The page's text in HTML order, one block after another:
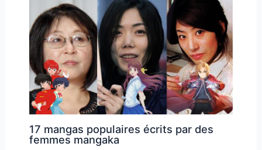
17 mangas populaires écrits par des
femmes mangaka